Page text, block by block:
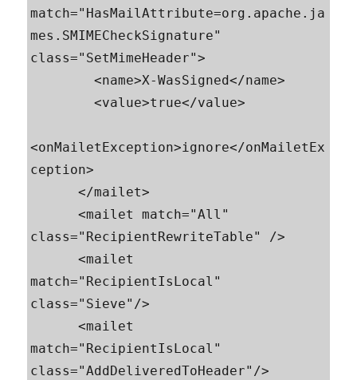
match="HasMailAttribute=org.apache.ja
mes.SMIMECheckSignature"
class="SetMimeHeader">
        <name>X-WasSigned</name>
        <value>true</value>
<onMailetException>ignore</onMailetEx
ception>
      </mailet>
      <mailet match="All"
class="RecipientRewriteTable" />
      <mailet
match="RecipientIsLocal"
class="Sieve"/>
      <mailet
match="RecipientIsLocal"
class="AddDeliveredToHeader"/>